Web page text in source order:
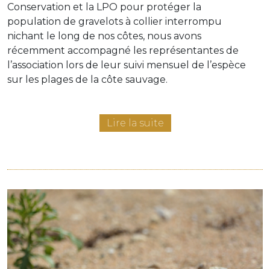
Conservation et la LPO pour protéger la
population de gravelots à collier interrompu
nichant le long de nos côtes, nous avons
récemment accompagné les représentantes de
l’association lors de leur suivi mensuel de l’espèce
sur les plages de la côte sauvage.
Lire la suite